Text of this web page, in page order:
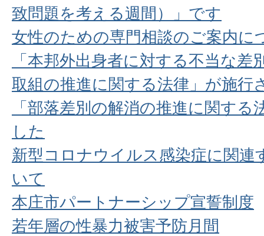
致問題を考える週間）」です
女性のための専門相談のご案内に
「本邦外出身者に対する不当な
取組の推進に関する法律」が施行
「部落差別の解消の推進に関す
した
新型コロナウイルス感染症に関連
いて
本庄市パートナーシップ宣誓制度
若年層の性暴力被害予防月間